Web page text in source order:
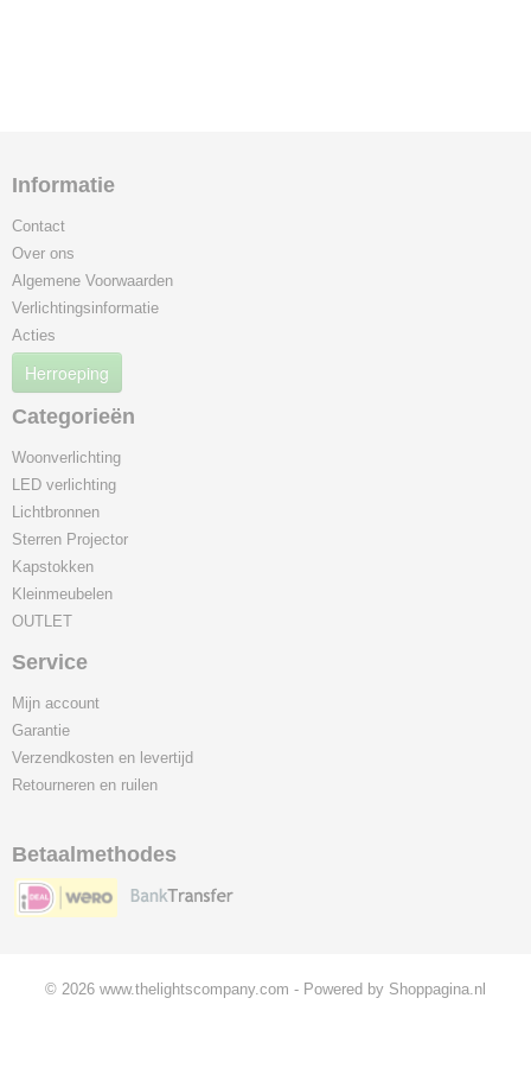
Informatie
Contact
Over ons
Algemene Voorwaarden
Verlichtingsinformatie
Acties
Herroeping
Categorieën
Woonverlichting
LED verlichting
Lichtbronnen
Sterren Projector
Kapstokken
Kleinmeubelen
OUTLET
Service
Mijn account
Garantie
Verzendkosten en levertijd
Retourneren en ruilen
Betaalmethodes
© 2026 www.thelightscompany.com - Powered by Shoppagina.nl